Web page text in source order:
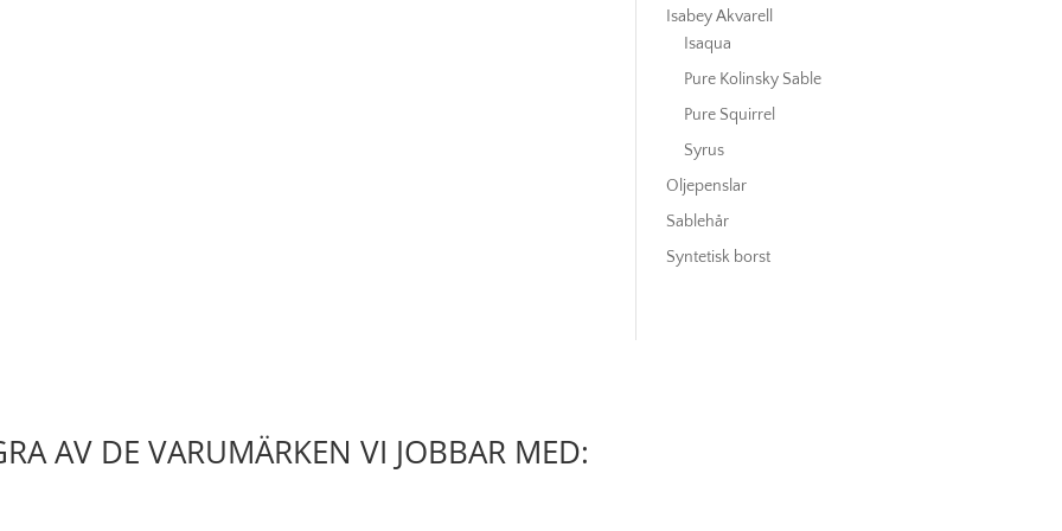
Isabey Akvarell
Isaqua
Pure Kolinsky Sable
Pure Squirrel
Syrus
Oljepenslar
Sablehår
Syntetisk borst
AV DE VARUMÄRKEN VI JOBBAR MED: